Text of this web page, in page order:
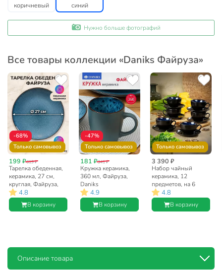
коричневый синий
Нужно больше фотографий
Все товары коллекции «Daniks Файруза»
-68%
Только самовывоз
199 ₽619 ₽
Тарелка обеденная,
керамика, 27 см,
круглая, Файруза,
Daniks
4.8
В корзину
-47%
Только самовывоз
181 ₽341 ₽
Кружка керамика,
360 мл, Файруза,
Daniks
4.9
В корзину
Только самовывоз
3 390 ₽
Набор чайный
керамика, 12
предметов, на 6
персон, 250 мл,
Файзура, Y6-10143,
подарочная
4.8
В корзину
Описание товара